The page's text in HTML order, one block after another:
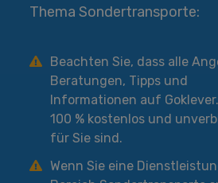
Thema Sondertransporte:
Beachten Sie, dass alle
Beratungen, Tipps und
Informationen auf
100 % kostenlos und
für Sie sind.
Wenn Sie eine